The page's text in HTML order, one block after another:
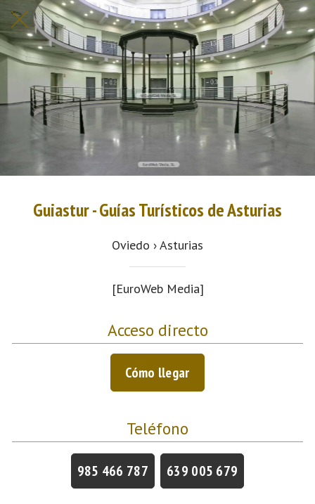
Guiastur - Guías Turísticos de Asturias
Oviedo › Asturias
[EuroWeb Media]
Acceso directo
Cómo llegar
Teléfono
985 466 787 639 005 679